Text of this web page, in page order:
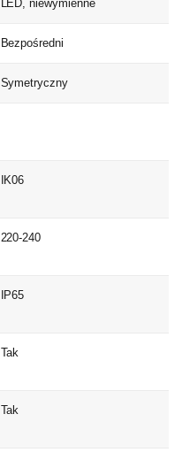
LED, niewymienne
Bezpośredni
Symetryczny
IK06
220-240
IP65
Tak
Tak